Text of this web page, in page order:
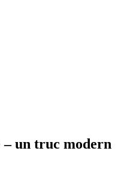
un truc modern